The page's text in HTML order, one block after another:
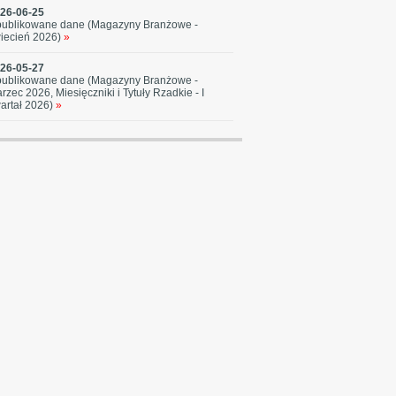
06-25
dane (Magazyny Branżowe -
2026) »
05-27
dane (Magazyny Branżowe -
2026, Miesięczniki i Tytuły Rzadkie - I
2026) »